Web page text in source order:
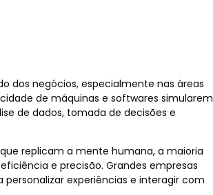
dos negócios, especialmente nas áreas
de máquinas e softwares simularem
de dados, tomada de decisões e
replicam a mente humana, a maioria
e precisão. Grandes empresas
experiências e interagir com